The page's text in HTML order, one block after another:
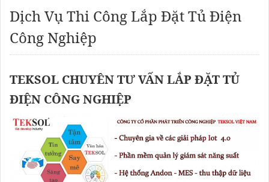
Dịch Vụ Thi Công Lắp Đặt Tủ Điện
Công Nghiệp
TEKSOL CHUYÊN TƯ VẤN LẮP ĐẶT TỦ
ĐIỆN CÔNG NGHIỆP